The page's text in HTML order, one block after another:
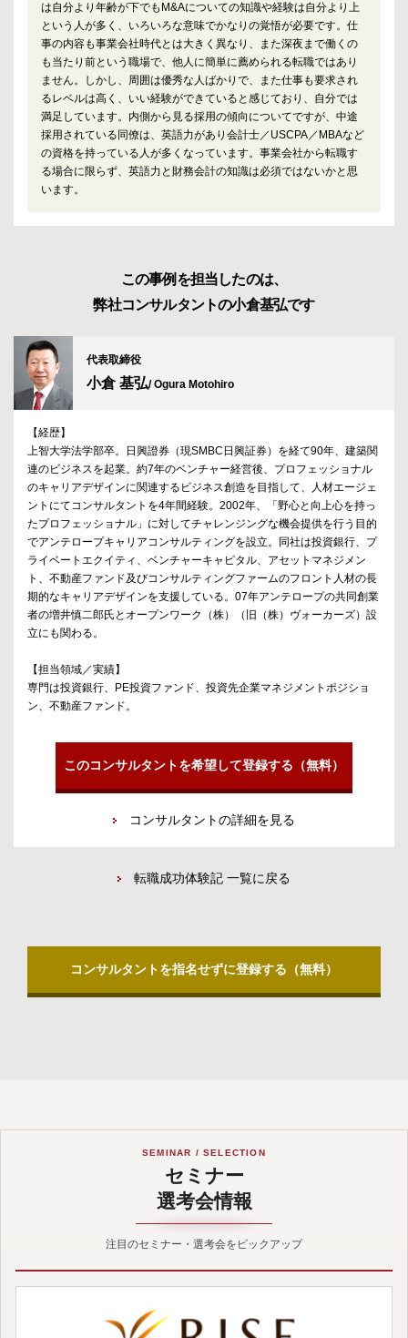
は自分より年齢が下でもM&Aについての知識や経験は自分より上
という人が多く、いろいろな意味でかなりの覚悟が必要です。仕
事の内容も事業会社時代とは大きく異なり、また深夜まで働くの
も当たり前という職場で、他人に簡単に薦められる転職ではあり
ません。しかし、周囲は優秀な人ばかりで、また仕事も要求され
るレベルは高く、いい経験ができていると感じており、自分では
満足しています。内側から見る採用の傾向についてですが、中途
採用されている同僚は、英語力があり会計士／USCPA／MBAなど
の資格を持っている人が多くなっています。事業会社から転職す
る場合に限らず、英語力と財務会計の知識は必須ではないかと思
います。
この事例を担当したのは、
弊社コンサルタントの小倉基弘です
代表取締役
小倉 基弘/ Ogura Motohiro
【経歴】
上智大学法学部卒。日興證券（現SMBC日興証券）を経て90年、建築関
連のビジネスを起業。約7年のベンチャー経営後、プロフェッショナル
のキャリアデザインに関連するビジネス創造を目指して、人材エージェ
ントにてコンサルタントを4年間経験。2002年、「野心と向上心を持っ
たプロフェッショナル」に対してチャレンジングな機会提供を行う目的
でアンテロープキャリアコンサルティングを設立。同社は投資銀行、プ
ライベートエクイティ、ベンチャーキャピタル、アセットマネジメン
ト、不動産ファンド及びコンサルティングファームのフロント人材の長
期的なキャリアデザインを支援している。07年アンテロープの共同創業
者の増井慎二郎氏とオープンワーク（株）（旧（株）ヴォーカーズ）設
立にも関わる。
【担当領域／実績】
専門は投資銀行、PE投資ファンド、投資先企業マネジメントポジショ
ン、不動産ファンド。
このコンサルタントを希望して登録する（無料）
コンサルタントの詳細を見る
転職成功体験記 一覧に戻る
コンサルタントを指名せずに登録する（無料）
SEMINAR / SELECTION
セミナー
選考会情報
注目のセミナー・選考会をピックアップ